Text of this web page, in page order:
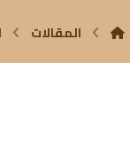
المقالات